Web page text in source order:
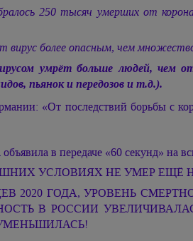
250 тысяч умерших от
более опасным, чем
умрёт больше людей, чем
пьянок и передозов и т.д.).
«От последствий борьбы с
в передаче «60 секунд» на
УСЛОВИЯХ НЕ УМЕР ЕЩЁ
2020 ГОДА, УРОВЕНЬ
В РОССИИ